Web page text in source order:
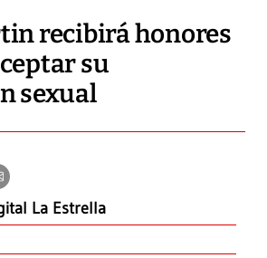
recibirá honores
su
sexual
La Estrella